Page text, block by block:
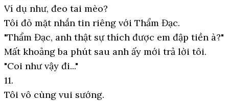
Ví dụ như, đeo tai mèo?
Tôi đỏ mặt nhắn tin riêng với Thẩm Đạc.
"Thẩm Đạc, anh thật sự thích được em đập tiền à?"
Mất khoảng ba phút sau anh ấy mới trả lời tôi.
"Coi như vậy đi..."
11.
Tôi vô cùng vui sướng.